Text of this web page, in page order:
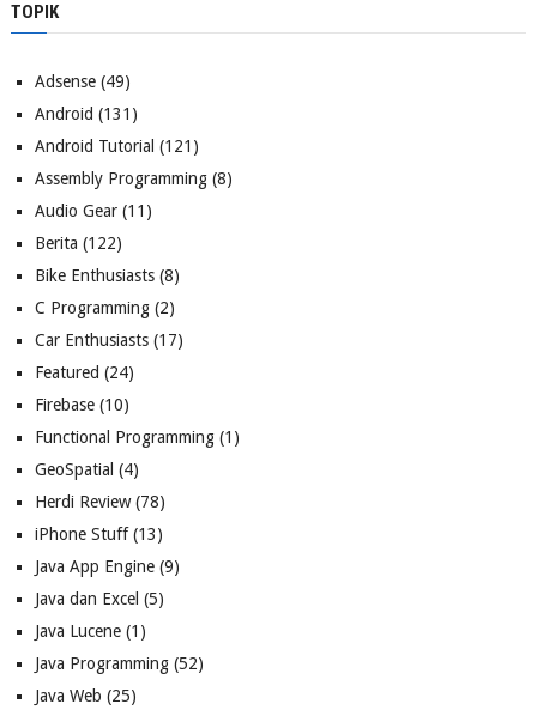
TOPIK
Adsense(49)
Android (131)
Android Tutorial (121)
Assembly Programming(8)
Audio Gear(11)
Berita (122)
Bike Enthusiasts(8)
C Programming(2)
Car Enthusiasts(17)
Featured (24)
Firebase(10)
Functional Programming(1)
GeoSpatial (4)
Herdi Review(78)
iPhone Stuff(13)
Java App Engine(9)
Java dan Excel (5)
Java Lucene(1)
Java Programming(52)
Java Web (25)